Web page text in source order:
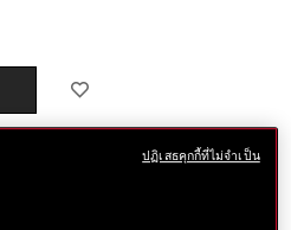
ปฏิเสธคุกกี้ที่ไม่จำเป็น